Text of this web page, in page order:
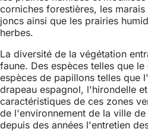
corniches forestières, les
joncs ainsi que les prairies
herbes.
La diversité de la végétation
faune. Des espèces telles que
espèces de papillons telles que
drapeau espagnol, l'hirondelle
caractéristiques de ces zones
de l'environnement de la ville
depuis des années l'entretien